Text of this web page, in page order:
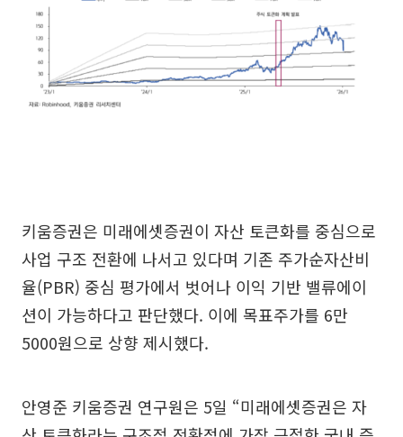
키움증권은 미래에셋증권이 자산 토큰화를 중심으로
사업 구조 전환에 나서고 있다며 기존 주가순자산비
율(PBR) 중심 평가에서 벗어나 이익 기반 밸류에이
션이 가능하다고 판단했다. 이에 목표주가를 6만
5000원으로 상향 제시했다.
안영준 키움증권 연구원은 5일 “미래에셋증권은 자